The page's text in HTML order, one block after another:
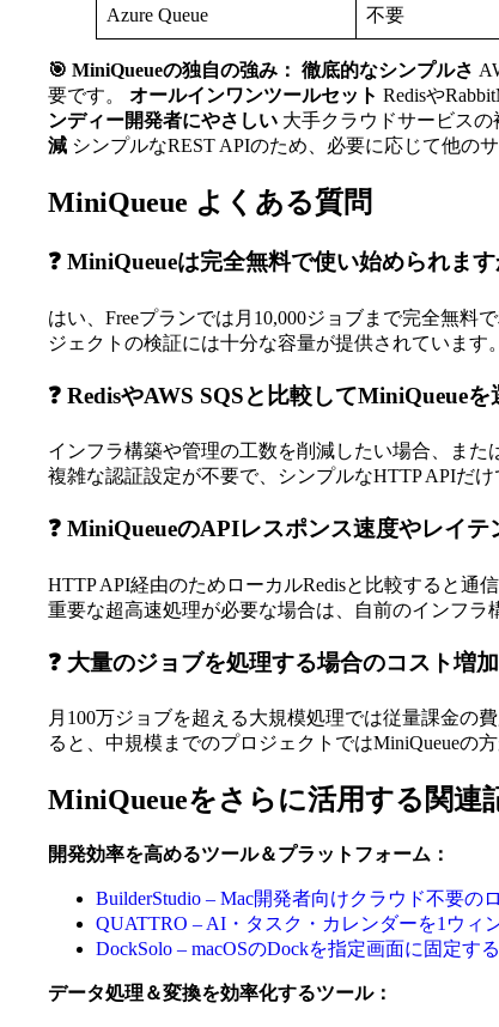
Azure Queue 不要
🎯 MiniQueueの独自の強み： 徹底的なシンプルさ
要です。 オールインワンツールセット Redisや
ンディー開発者にやさしい 大手クラウドサービス
減 シンプルなREST APIのため、必要に応じて他の
MiniQueue よくある質問
❓ MiniQueueは完全無料で使い始められます
はい、Freeプランでは月10,000ジョブまで完全無
ジェクトの検証には十分な容量が提供されています。
❓ RedisやAWS SQSと比較してMiniQueue
インフラ構築や管理の工数を削減したい場合、また
複雑な認証設定が不要で、シンプルなHTTP APIだけ
❓ MiniQueueのAPIレスポンス速度やレイ
HTTP API経由のためローカルRedisと比較すると
重要な超高速処理が必要な場合は、自前のインフラ
❓ 大量のジョブを処理する場合のコスト増
月100万ジョブを超える大規模処理では従量課金の
ると、中規模までのプロジェクトではMiniQueueの
MiniQueueをさらに活用する関連
開発効率を高めるツール＆プラットフォーム：
BuilderStudio – Mac開発者向けクラウド不要
QUATTRO – AI・タスク・カレンダーを1ウィ
DockSolo – macOSのDockを指定画面に固定す
データ処理＆変換を効率化するツール：